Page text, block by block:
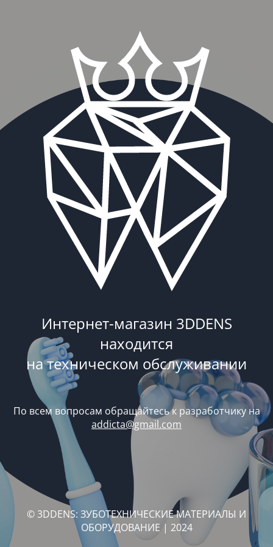
Интернет-магазин 3DDENS
находится
на техническом обслуживании
По всем вопросам обращайтесь к разработчику на
addicta@gmail.com
© 3DDENS: ЗУБОТЕХНИЧЕСКИЕ МАТЕРИАЛЫ И
ОБОРУДОВАНИЕ | 2024